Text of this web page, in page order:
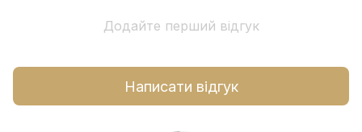
Додайте перший відгук
Написати відгук